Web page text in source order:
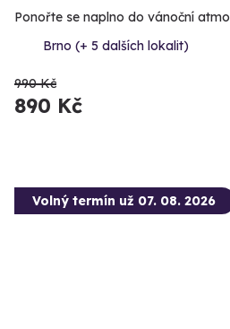
Ponořte se naplno do vánoční
Brno (+ 5 dalších lokalit)
990 Kč
890 Kč
Volný termín už 07. 08. 2026